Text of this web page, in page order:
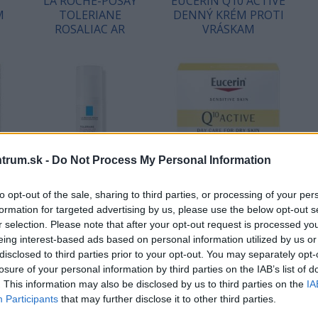
- Do Not Process My Personal Information
opt-out of the sale, sharing to third parties, or processing of your
for targeted advertising by us, please use the below opt-out
selection. Please note that after your opt-out request is processed
interest-based ads based on personal information utilized by us
to third parties prior to your opt-out. You may separately
of your personal information by third parties on the IAB’s list of
This information may also be disclosed by us to third parties on the
Participants that may further disclose it to other third parties.
TOLERIANE
ROSALIAC AR
Korekčný hydratačný krém
na suchú a krehkú pleť.
Zloženie s termálnou vodou,
probiotickou frakciou z
termálnej vody a…
29,39 €
KÚPIŤ
DENNÝ KRÉM PROTI
VRÁSKAM
Krém proti vráskam s
koenzýmom Q10 pre citlivú
pleť, 50ml
24,29 €
KÚPIŤ